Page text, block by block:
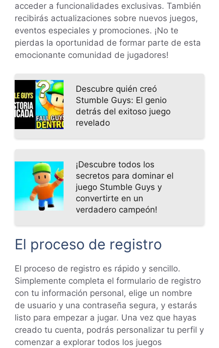
acceder a funcionalidades exclusivas. También
recibirás actualizaciones sobre nuevos juegos,
eventos especiales y promociones. ¡No te
pierdas la oportunidad de formar parte de esta
emocionante comunidad de jugadores!
Descubre quién creó
Stumble Guys: El genio
detrás del exitoso juego
revelado
¡Descubre todos los
secretos para dominar el
juego Stumble Guys y
convertirte en un
verdadero campeón!
El proceso de registro
El proceso de registro es rápido y sencillo.
Simplemente completa el formulario de registro
con tu información personal, elige un nombre
de usuario y una contraseña segura, y estarás
listo para empezar a jugar. Una vez que hayas
creado tu cuenta, podrás personalizar tu perfil y
comenzar a explorar todos los juegos